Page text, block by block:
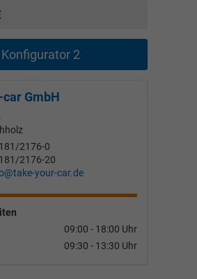
Konfigurator 2
GmbH
2176-0
2176-20
your-car.de
09:00 - 18:00 Uhr
09:30 - 13:30 Uhr